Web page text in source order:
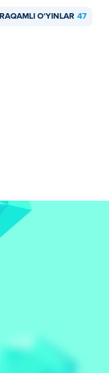
RAQAMLI OʻYINLAR 47